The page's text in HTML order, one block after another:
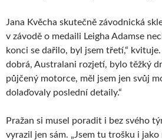
Jana Kvěcha skutečně závodnická
v závodě o medaili Leigha Adamse
konci se dařilo, byl jsem třetí,“
dobrá, Australani rozjetí, bylo těžký
půjčený motorce, měl jsem jen svůj
dolaďovaly poslední detaily.“
Pražan si musel poradit i bez svého
vyrazil jen sám. „Jsem tu trošku i jako